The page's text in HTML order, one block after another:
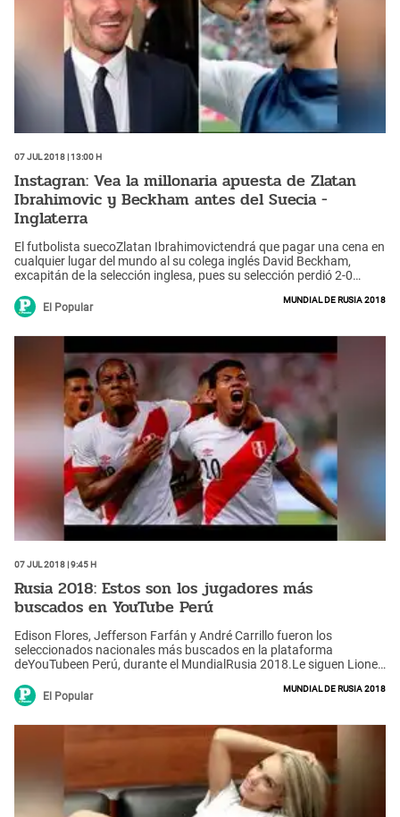
07 Jul 2018 | 13:00 h
Instagran: Vea la millonaria apuesta de Zlatan
Ibrahimovic y Beckham antes del Suecia -
Inglaterra
El futbolista suecoZlatan Ibrahimovictendrá que pagar una cena en
cualquier lugar del mundo al su colega inglés David Beckham,
excapitán de la selección inglesa, pues su selección perdió 2-0
deRusia 2018.
El Popular
Mundial de Rusia 2018
07 Jul 2018 | 9:45 h
Rusia 2018: Estos son los jugadores más
buscados en YouTube Perú
Edison Flores, Jefferson Farfán y André Carrillo fueron los
seleccionados nacionales más buscados en la plataforma
deYouTubeen Perú, durante el MundialRusia 2018.Le siguen Lionel
El Popular
Mundial de Rusia 2018